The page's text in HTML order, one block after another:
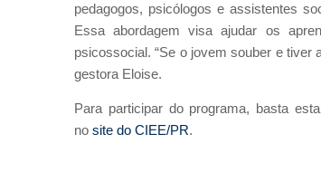
pedagogos, psicólogos e assistentes
Essa abordagem visa ajudar os
psicossocial. “Se o jovem souber e tiver
gestora Eloise.
Para participar do programa, basta
no site do CIEE/PR.